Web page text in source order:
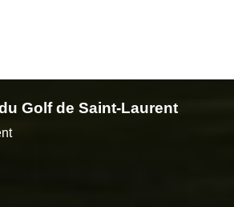
Golf de Saint-Laurent